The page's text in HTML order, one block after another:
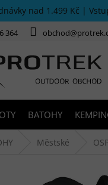
nad 1.499 Kč |
364
BATOHY
Městské